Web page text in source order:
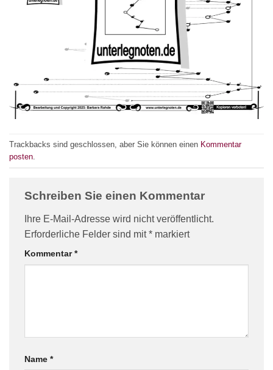
Trackbacks sind geschlossen, aber Sie können einen Kommentar
posten
Schreiben Sie einen Kommentar
Ihre E-Mail-Adresse wird nicht veröffentlicht.
Erforderliche Felder sind mit* markiert
Kommentar*
Name *